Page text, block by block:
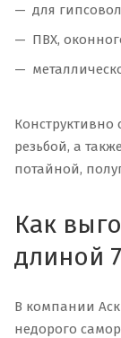
для
ПВХ,
Конструктивно
резьбой, а
потайной,
Как
длиной
В компании
недорого